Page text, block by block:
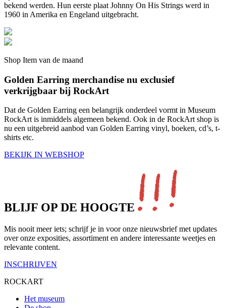
bekend werden. Hun eerste plaat Johnny On His Strings werd in
1960 in Amerika en Engeland uitgebracht.
Shop Item van de maand
Golden Earring merchandise nu exclusief
verkrijgbaar bij RockArt
Dat de Golden Earring een belangrijk onderdeel vormt in Museum
RockArt is inmiddels algemeen bekend. Ook in de RockArt shop is
nu een uitgebreid aanbod van Golden Earring vinyl, boeken, cd’s, t-
shirts etc.
BEKIJK IN WEBSHOP
BLIJF OP DE HOOGTE
Mis nooit meer iets; schrijf je in voor onze nieuwsbrief met updates
over onze exposities, assortiment en andere interessante weetjes en
relevante content.
INSCHRIJVEN
ROCKART
Het museum